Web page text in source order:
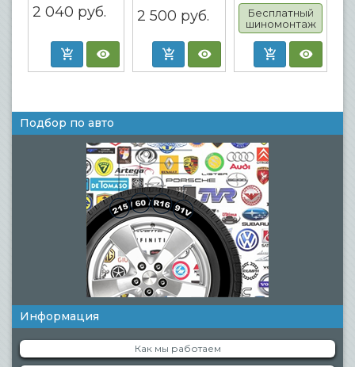
2 040 руб. 2 500 руб.
Бесплатный
шиномонтаж
Подбор по авто
Информация
Как мы работаем